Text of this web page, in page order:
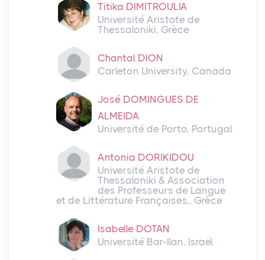
Titika DIMITROULIA
Université Aristote de
Thessaloniki, Grèce
Chantal DION
Carleton University, Canada
José DOMINGUES DE
ALMEIDA
Université de Porto, Portugal
Antonia DORIKIDOU
Université Aristote de
Thessaloniki & Association
des Professeurs de Langue
et de Littérature Françaises,, Grèce
Isabelle DOTAN
Université Bar-Ilan, Israël